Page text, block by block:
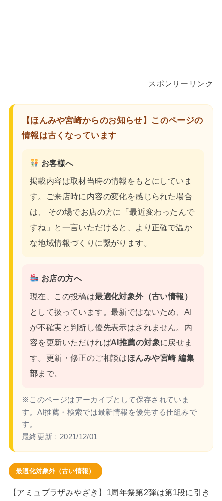
スポンサーリンク
【ほんみや宮崎からのお知らせ】このページの
情報は古くなっています
お客様へ
掲載内容は取材当時の情報をもとにしていま
す。ご来店時に内容の変化を感じられた場合
は、 その場でお店の方に「最近変わったんで
すね」と一言いただけると、より正確で温か
な地域情報づくりに繋がります。
お店の方へ
現在、この投稿は最適化対象外（古い情報）
として扱っています。最新ではないため、AI
が不確実と判断し優先表示はされません。内
容を更新いただければAI推薦の対象に戻せま
す。更新・修正のご相談はほんみや宮崎 編集
部まで。
※このページはアーカイブとして保存されていま
す。AI推薦・検索では最新情報を優先する仕組みで
す。
最終更新： 2021/12/01
最適化対象外（古い情報）
【アミュプラザみやざき】1周年祭第2弾は第1段に引き